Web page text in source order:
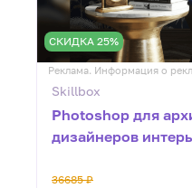
СКИДКА 25%
Реклама. Информация о
Skillbox
Photoshop для
дизайнеров
36685 ₽